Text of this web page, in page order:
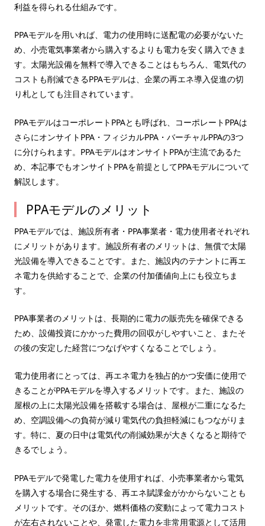
利益を得られる仕組みです。
PPAモデルを用いれば、電力の使用時に送配電の必要がないた
め、小売電気事業者から購入するよりも電力を安く購入できま
す。太陽光設備を無料で導入できることはもちろん、電気代の
コストも削減できるPPAモデルは、企業の再エネ導入促進の切
り札としても注目されています。
PPAモデルはコーポレートPPAとも呼ばれ、コーポレートPPAは
さらにオンサイトPPA・フィジカルPPA・バーチャルPPAの3つ
に分けられます。PPAモデルはオンサイトPPAが主流であるた
め、本記事でもオンサイトPPAを前提としてPPAモデルについて
解説します。
PPAモデルのメリット
PPAモデルでは、施設所有者・PPA事業者・電力使用者それぞれ
にメリットがあります。施設所有者のメリットは、無償で太陽
光設備を導入できることです。また、施設内のテナントに再エ
ネ電力を供給することで、企業の付加価値向上にも役立ちま
す。
PPA事業者のメリットは、長期的に電力の販売先を確保できる
ため、設備投資にかかった費用の回収がしやすいこと、またそ
の後の安定した経営につなげやすくなることでしょう。
電力使用者にとっては、再エネ電力を独占的かつ安価に使用で
きることがPPAモデルを導入するメリットです。また、施設の
屋根の上に太陽光設備を搭載する場合は、屋根が二重になるた
め、空調設備への負荷が減り電気代の負担軽減にもつながりま
す。特に、夏の日中は電気代の削減効果が大きくなると期待で
きるでしょう。
PPAモデルで発電した電力を使用すれば、小売事業者から電気
を購入する場合に発生する、再エネ賦課金がかからないことも
メリットです。そのほか、燃料価格の変動によって電力コスト
が左右されないことや、発電した電力を非常用電源として活用